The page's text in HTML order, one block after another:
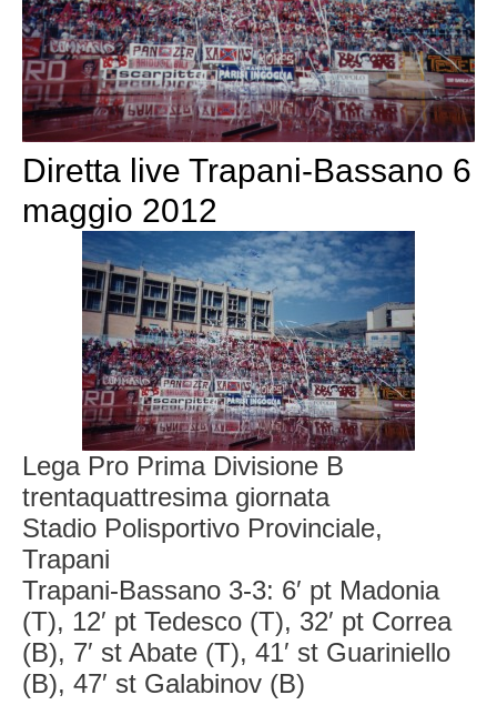
Diretta live Trapani-Bassano 6
maggio 2012
Lega Pro Prima Divisione B
trentaquattresima giornata
Stadio Polisportivo Provinciale,
Trapani
Trapani-Bassano 3-3: 6′ pt Madonia
(T), 12′ pt Tedesco (T), 32′ pt Correa
(B), 7′ st Abate (T), 41′ st Guariniello
(B), 47′ st Galabinov (B)